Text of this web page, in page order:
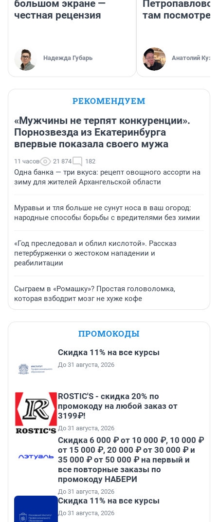
большом экране —
честная рецензия
Надежда Губарь
там
Анатолий
РЕКОМЕНДУЕМ
«Мужчины не терпят конкуренции».
Порнозвезда из Екатеринбурга
впервые показала своего мужа
11 часов 21 874 182
Одна банка — три вкуса: рецепт овощного ассорти на
зиму для жителей Архангельской области
Муравьи и тля больше не сунут носа в ваш огород:
народные способы борьбы с вредителями без химии
«Год преследовал и облил кислотой». Рассказ
петербурженки о жестоком нападении и
реабилитации
Сыграем в «Ромашку»? Простая головоломка,
которая взбодрит мозг не хуже кофе
ПРОМОКОДЫ
Скидка 11% на все курсы
До 31 августа, 2026
ROSTIC'S - скидка 20% по
промокоду на любой заказ от
3199₽!
До 31 августа, 2026
Скидка 6 000 ₽ от 10 000 ₽, 10 000 ₽
от 15 000 ₽, 20 000 ₽ от 30 000 ₽ и
35 000 ₽ от 50 000 ₽ на первый и
все повторные заказы по
промокоду НАБЕРИ
До 31 августа, 2026
Скидка 11% на все курсы
До 31 августа, 2026